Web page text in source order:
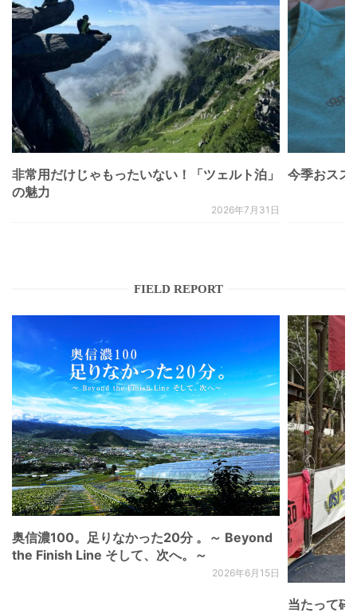
非常用だけじゃもったいない！「ツェルト泊」
の魅力
2026年7月31日
今季おスス
FIELD REPORT
奥信濃100。足りなかった20分 。～ Beyond
the Finish Line そして、次へ。～
2026年6月15日
当たって砕